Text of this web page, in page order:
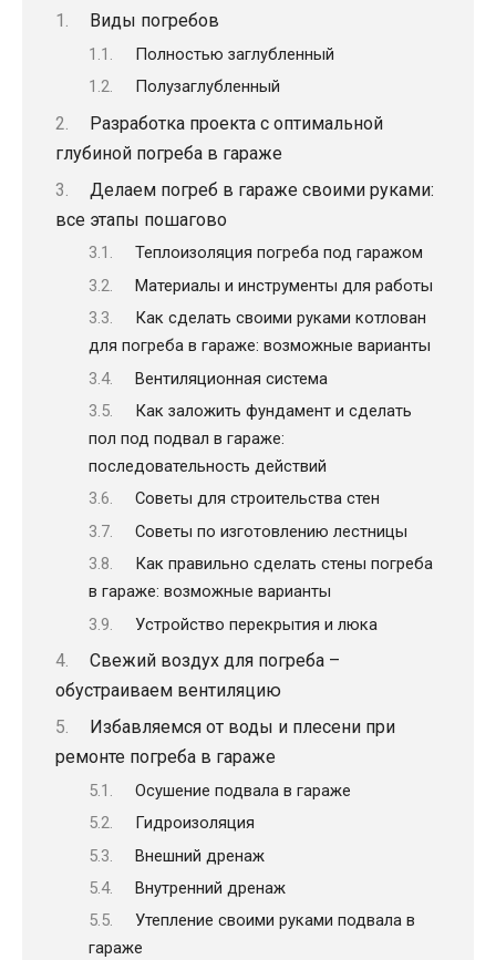
Виды погребов
Полностью заглубленный
Полузаглубленный
Разработка проекта с оптимальной
глубиной погреба в гараже
Делаем погреб в гараже своими руками:
все этапы пошагово
Теплоизоляция погреба под гаражом
Материалы и инструменты для работы
Как сделать своими руками котлован
для погреба в гараже: возможные варианты
Вентиляционная система
Как заложить фундамент и сделать
пол под подвал в гараже:
последовательность действий
Советы для строительства стен
Советы по изготовлению лестницы
Как правильно сделать стены погреба
в гараже: возможные варианты
Устройство перекрытия и люка
Свежий воздух для погреба –
обустраиваем вентиляцию
Избавляемся от воды и плесени при
ремонте погреба в гараже
Осушение подвала в гараже
Гидроизоляция
Внешний дренаж
Внутренний дренаж
Утепление своими руками подвала в
гараже